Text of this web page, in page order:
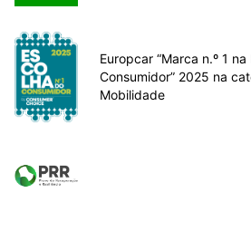
Europcar “Marca n.º 1
Consumidor” 2025 na
Mobilidade